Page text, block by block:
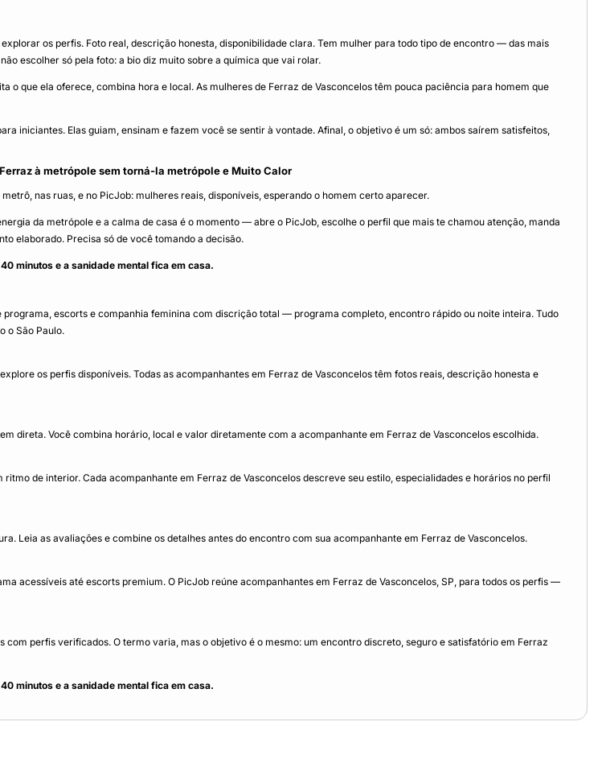
os perfis. Foto real, descrição honesta, disponibilidade clara. Tem mulher para todo tipo de encontro — das mais
escolher só pela foto: a bio diz muito sobre a química que vai rolar.
o que ela oferece, combina hora e local. As mulheres de Ferraz de Vasconcelos têm pouca paciência para homem que
iniciantes. Elas guiam, ensinam e fazem você se sentir à vontade. Afinal, o objetivo é um só: ambos saírem satisfeitos,
à metrópole sem torná-la metrópole e Muito Calor
nas ruas, e no PicJob: mulheres reais, disponíveis, esperando o homem certo aparecer.
da metrópole e a calma de casa é o momento — abre o PicJob, escolhe o perfil que mais te chamou atenção, manda
elaborado. Precisa só de você tomando a decisão.
minutos e a sanidade mental fica em casa.
escorts e companhia feminina com discrição total — programa completo, encontro rápido ou noite inteira. Tudo
o São Paulo.
os perfis disponíveis. Todas as acompanhantes em Ferraz de Vasconcelos têm fotos reais, descrição honesta e
direta. Você combina horário, local e valor diretamente com a acompanhante em Ferraz de Vasconcelos escolhida.
de interior. Cada acompanhante em Ferraz de Vasconcelos descreve seu estilo, especialidades e horários no perfil
Leia as avaliações e combine os detalhes antes do encontro com sua acompanhante em Ferraz de Vasconcelos.
acessíveis até escorts premium. O PicJob reúne acompanhantes em Ferraz de Vasconcelos, SP, para todos os perfis —
perfis verificados. O termo varia, mas o objetivo é o mesmo: um encontro discreto, seguro e satisfatório em Ferraz
minutos e a sanidade mental fica em casa.